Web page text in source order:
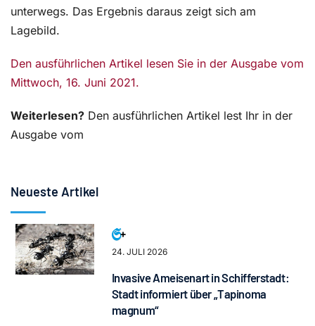
unterwegs. Das Ergebnis daraus zeigt sich am
Lagebild.
Den ausführlichen Artikel lesen Sie in der Ausgabe vom
Mittwoch, 16. Juni 2021.
Weiterlesen? Den ausführlichen Artikel lest Ihr in der
Ausgabe vom
Neueste Artikel
24. JULI 2026
Invasive Ameisenart in Schifferstadt:
Stadt informiert über „Tapinoma
magnum“